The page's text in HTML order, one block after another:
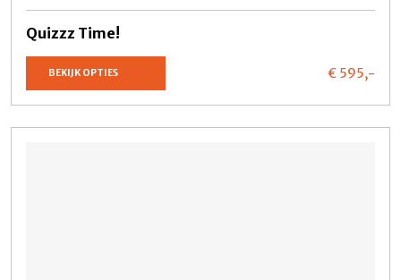
Quizzz Time!
BEKIJK OPTIES € 595,-